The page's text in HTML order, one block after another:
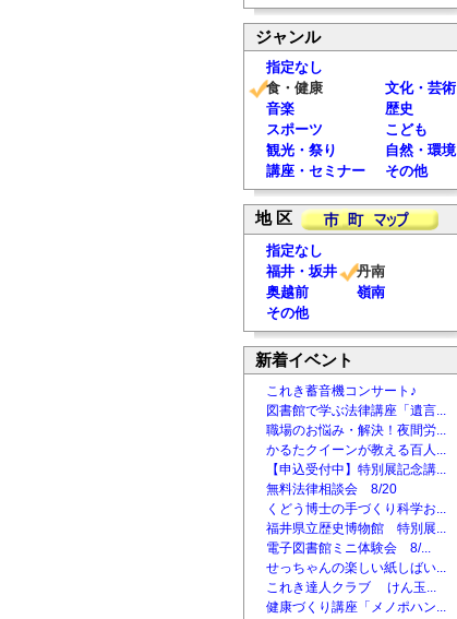
ジャンル
指定なし
食・健康
文化・芸術
音楽
歴史
スポーツ
こども
観光・祭り
自然・環境
講座・セミナー
その他
地 区
指定なし
福井・坂井
丹南
奥越前
嶺南
その他
新着イベント
これき蓄音機コンサート♪
図書館で学ぶ法律講座「遺言...
職場のお悩み・解決！夜間労...
かるたクイーンが教える百人...
【申込受付中】特別展記念講...
無料法律相談会 8/20
くどう博士の手づくり科学お...
福井県立歴史博物館 特別展...
電子図書館ミニ体験会 8/...
せっちゃんの楽しい紙しばい...
これき達人クラブ けん玉...
健康づくり講座「メノポハン...